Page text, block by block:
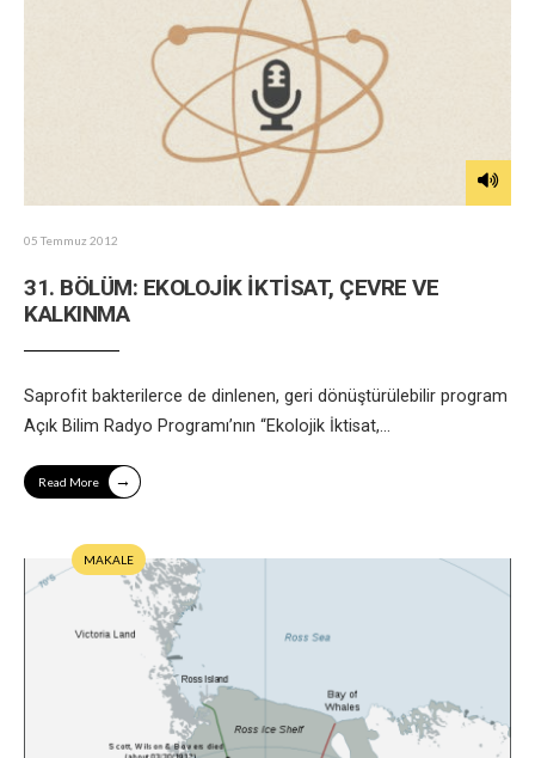
05 Temmuz 2012
31. BÖLÜM: EKOLOJİK İKTİSAT, ÇEVRE VE
KALKINMA
Saprofit bakterilerce de dinlenen, geri dönüştürülebilir program
Açık Bilim Radyo Programı’nın “Ekolojik İktisat,...
Read More →
MAKALE